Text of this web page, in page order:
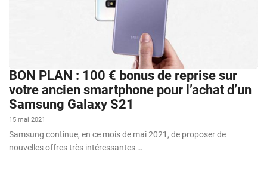
BON PLAN : 100 € bonus de reprise sur
votre ancien smartphone pour l’achat d’un
Samsung Galaxy S21
15 mai 2021
Samsung continue, en ce mois de mai 2021, de proposer de
nouvelles offres très intéressantes …